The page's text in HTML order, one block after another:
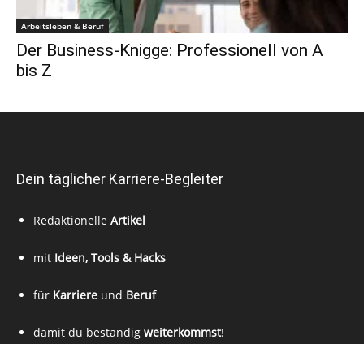
Arbeitsleben & Beruf
Der Business-Knigge: Professionell von A
bis Z
Dein täglicher Karriere-Begleiter
Redaktionelle Artikel
mit Ideen, Tools & Hacks
für Karriere und Beruf
damit du beständig weiterkommst!